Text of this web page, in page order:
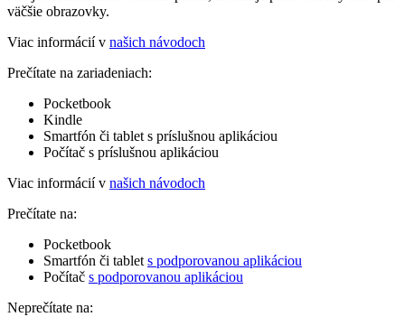
väčšie obrazovky.
Viac informácií v našich návodoch
Prečítate na zariadeniach:
Pocketbook
Kindle
Smartfón či tablet s príslušnou aplikáciou
Počítač s príslušnou aplikáciou
Viac informácií v našich návodoch
Prečítate na:
Pocketbook
Smartfón či tablet s podporovanou aplikáciou
Počítač s podporovanou aplikáciou
Neprečítate na: